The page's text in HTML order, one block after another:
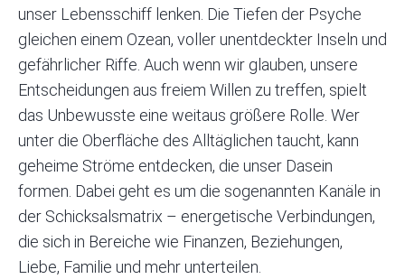
unser Lebensschiff lenken. Die Tiefen der Psyche
gleichen einem Ozean, voller unentdeckter Inseln und
gefährlicher Riffe. Auch wenn wir glauben, unsere
Entscheidungen aus freiem Willen zu treffen, spielt
das Unbewusste eine weitaus größere Rolle. Wer
unter die Oberfläche des Alltäglichen taucht, kann
geheime Ströme entdecken, die unser Dasein
formen. Dabei geht es um die sogenannten Kanäle in
der Schicksalsmatrix – energetische Verbindungen,
die sich in Bereiche wie Finanzen, Beziehungen,
Liebe, Familie und mehr unterteilen.